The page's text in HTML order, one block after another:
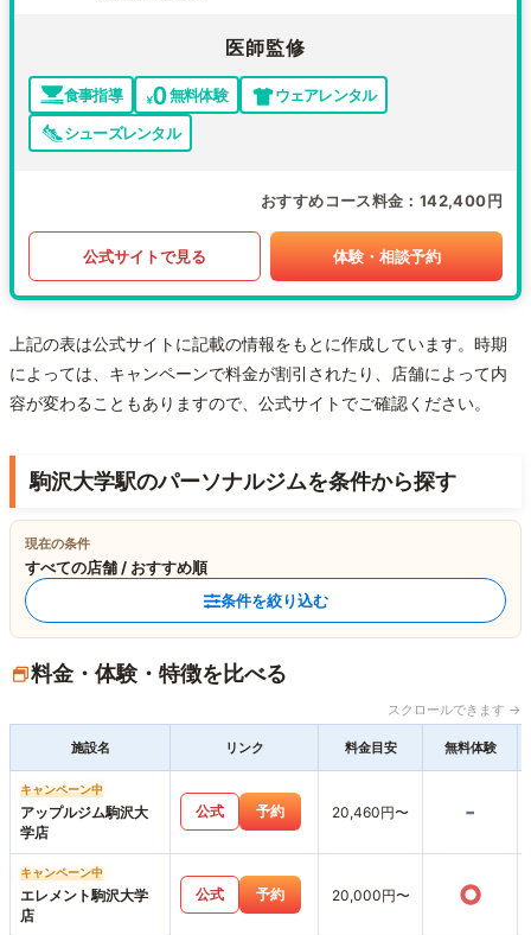
医師監修
食事指導 無料体験
ウェアレンタル
シューズレンタル
おすすめコース料金 142,400円
公式サイトで見る 体験・相談予約
上記の表は公式サイトに記載の情報をもとに作成しています。時期
によっては、キャンペーンで料金が割引されたり、店舗によって内
容が変わることもありますので、公式サイトでご確認ください。
駒沢大学駅のパーソナルジムを条件から探す
現在の条件
すべての店舗 / おすすめ順
条件を絞り込む
料金・体験・特徴を比べる
スクロールできます →
施設名 リンク 料金目安 無料体験
キャンペーン中
アップルジム駒沢大
学店
公式 予約 20,460円〜 -
キャンペーン中
エレメント駒沢大学
店
公式 予約 20,000円〜 ○